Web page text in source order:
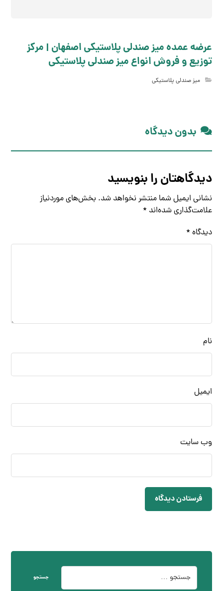
عرضه عمده میز صندلی پلاستیکی اصفهان | مرکز
توزیع و فروش انواع میز صندلی پلاستیکی
میز صندلی پلاستیکی
بدون دیدگاه
دیدگاهتان را بنویسید
نشانی ایمیل شما منتشر نخواهد شد. بخش‌های موردنیاز
علامت‌گذاری شده‌اند *
دیدگاه *
نام
ایمیل
وب‌ سایت
فرستادن دیدگاه
جستجو